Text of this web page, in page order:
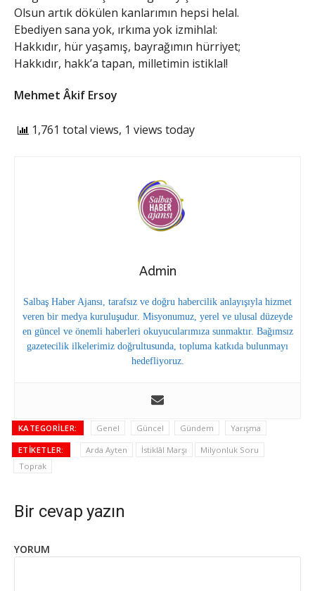
Olsun artık dökülen kanlarımın hepsi helal.
Ebediyen sana yok, ırkıma yok izmihlal:
Hakkıdır, hür yaşamış, bayrağımın hürriyet;
Hakkıdır, hakk’a tapan, milletimin istiklal!
Mehmet Âkif Ersoy
1,761 total views, 1 views today
Admin
Salbaş Haber Ajansı, tarafsız ve doğru habercilik anlayışıyla hizmet
veren bir medya kuruluşudur. Misyonumuz, yerel ve ulusal düzeyde
en güncel ve önemli haberleri okuyucularımıza sunmaktır. Bağımsız
gazetecilik ilkelerimiz doğrultusunda, topluma katkıda bulunmayı
hedefliyoruz.
KATEGORILER: Genel Güncel Gündem Yarışma
ETIKETLER: Arda Ayten İstiklâl Marşı
Milyonluk Soru
Toprak
Bir cevap yazın
YORUM